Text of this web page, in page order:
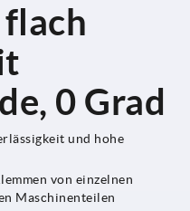
0 Grad
und hohe
von einzelnen
Maschinenteilen